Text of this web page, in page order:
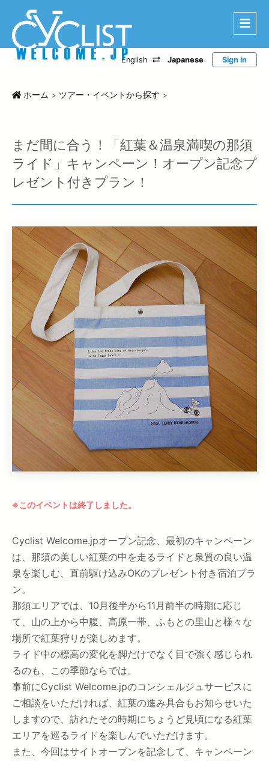
登録宿泊施設
宿泊レポート
ツアー・イベントから探す
CWC
お問い合わせ
English Japanese Sign in
ホーム > ツアー・イベントから探す >
まだ間に合う！「紅葉＆温泉満喫の那須
ライド」キャンペーン！オープン記念プ
レゼント付きプラン！
※このイベントは終了しました。
Cyclist Welcome.jpオープン記念、最初のキャンペーン
は、那須の美しい紅葉の中を走るライドと泉質の良い温
泉を楽しむ、直前駆け込みOKのプレゼント付き宿泊プラ
ン。
那須エリアでは、10月後半から11月前半の時期に応じ
て、山の上から中腹、高原一帯、ふもとの里山と様々な
場所で紅葉狩りが楽しめます。
ライド中の標高の変化を脚だけでなく目で強く感じられ
るのも、この季節ならでは。
事前にCyclist Welcome.jpのコンシェルジュサービスに
ご相談をいただければ、紅葉の進み具合もお知らせいた
しますので、訪れたその時期にちょうど見頃になる紅葉
エリアを巡るライドを楽しんでいただけます。
また、今回はサイトオープンを記念して、キャンペーン